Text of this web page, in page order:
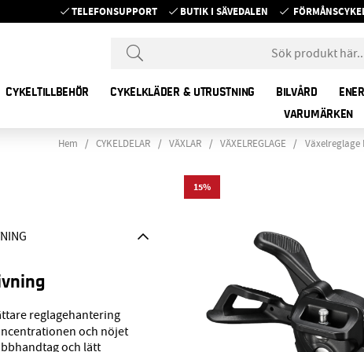
TELEFONSUPPORT BUTIK I SÄVEDALEN
CYKELTILLBEHÖR CYKELKLÄDER & UTRUSTNING BILVÅRD
VARUMÄRKEN
Hem CYKELDELAR VÄXLAR VÄXELREGLAGE Växelreglage
reglagehantering
och nöjet
och lätt
15